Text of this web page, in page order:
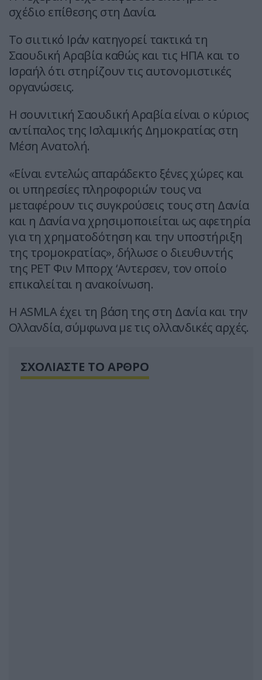
σχέδιο επίθεσης στη Δανία.
Το σιιτικό Ιράν κατηγορεί τακτικά τη
Σαουδική Αραβία καθώς και τις ΗΠΑ και το
Ισραήλ ότι στηρίζουν τις αυτονομιστικές
οργανώσεις.
Η σουνιτική Σαουδική Αραβία είναι ο κύριος
αντίπαλος της Ισλαμικής Δημοκρατίας στη
Μέση Ανατολή.
«Είναι εντελώς απαράδεκτο ξένες χώρες και
οι υπηρεσίες πληροφοριών τους να
μεταφέρουν τις συγκρούσεις τους στη Δανία
και η Δανία να χρησιμοποιείται ως αφετηρία
για τη χρηματοδότηση και την υποστήριξη
της τρομοκρατίας», δήλωσε ο διευθυντής
της PET Φιν Μπορχ ‘Αντερσεν, τον οποίο
επικαλείται η ανακοίνωση.
Η ASMLA έχει τη βάση της στη Δανία και την
Ολλανδία, σύμφωνα με τις ολλανδικές αρχές.
ΣΧΟΛΙΑΣΤΕ ΤΟ ΑΡΘΡΟ